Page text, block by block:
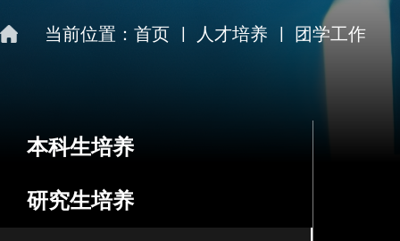
当前位置： 首页 人才培养 团学工作
本科生培养
研究生培养